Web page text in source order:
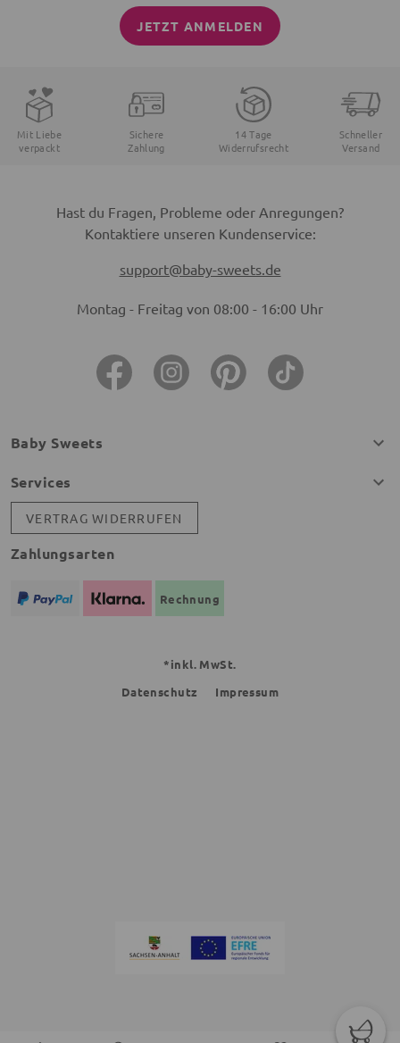
JETZT ANMELDEN
Mit Liebe
verpackt
Sichere
Zahlung
14 Tage
Widerrufsrecht
Schneller
Versand
Hast du Fragen, Probleme oder Anregungen?
Kontaktiere unseren Kundenservice:
support@baby-sweets.de
Montag - Freitag von 08:00 - 16:00 Uhr
Baby Sweets
Services
VERTRAG WIDERRUFEN
Zahlungsarten
Rechnung
*inkl. MwSt.
Datenschutz
Impressum